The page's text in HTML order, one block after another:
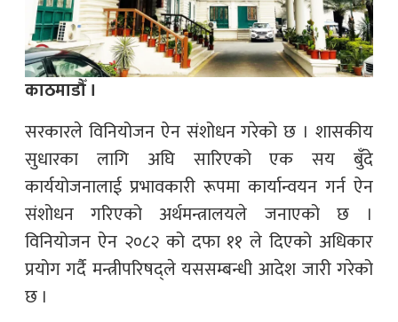
काठमाडौँ ।
सरकारले विनियोजन ऐन संशोधन गरेको छ । शासकीय
सुधारका लागि अघि सारिएको एक सय बुँदे
कार्ययोजनालाई प्रभावकारी रूपमा कार्यान्वयन गर्न ऐन
संशोधन गरिएको अर्थमन्त्रालयले जनाएको छ ।
विनियोजन ऐन २०८२ को दफा ११ ले दिएको अधिकार
प्रयोग गर्दै मन्त्रीपरिषद्ले यससम्बन्धी आदेश जारी गरेको
छ ।